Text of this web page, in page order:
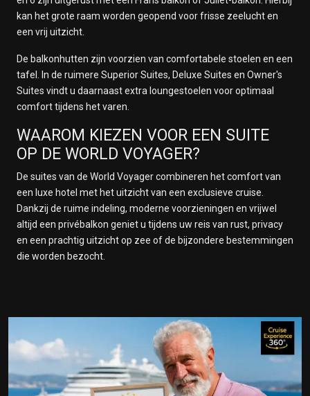
kan het grote raam worden geopend voor frisse zeelucht en
een vrij uitzicht.
De balkonhutten zijn voorzien van comfortabele stoelen en een
tafel. In de ruimere Superior Suites, Deluxe Suites en Owner's
Suites vindt u daarnaast extra loungestoelen voor optimaal
comfort tijdens het varen.
WAAROM KIEZEN VOOR EEN SUITE
OP DE WORLD VOYAGER?
De suites van de World Voyager combineren het comfort van
een luxe hotel met het uitzicht van een exclusieve cruise.
Dankzij de ruime indeling, moderne voorzieningen en vrijwel
altijd een privébalkon geniet u tijdens uw reis van rust, privacy
en een prachtig uitzicht op zee of de bijzondere bestemmingen
die worden bezocht.